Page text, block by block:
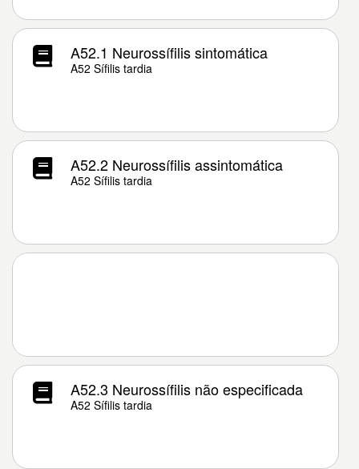
A52.1 Neurossífilis sintomática
A52 Sífilis tardia
A52.2 Neurossífilis assintomática
A52 Sífilis tardia
A52.3 Neurossífilis não especificada
A52 Sífilis tardia